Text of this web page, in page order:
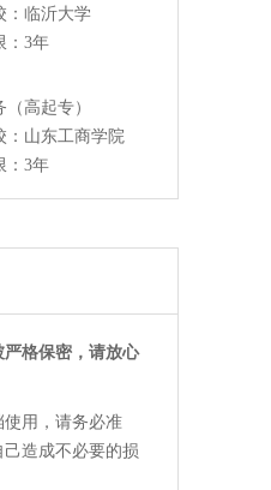
临沂大学
：3年
高起专）
山东工商学院
：3年
格保密，请放心
用，请务必准
造成不必要的损